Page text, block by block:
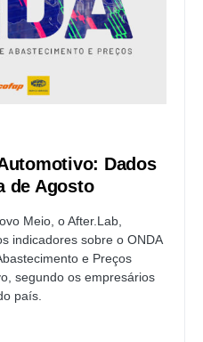
Dados
de Agosto
Meio, o After.Lab,
indicadores sobre o ONDA
e Preços
segundo os empresários
país.